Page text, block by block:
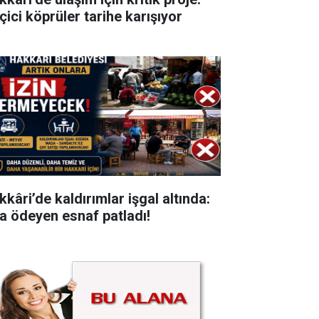
köprüler tarihe karışıyor
kaldırımlar işgal altında:
ödeyen esnaf patladı!